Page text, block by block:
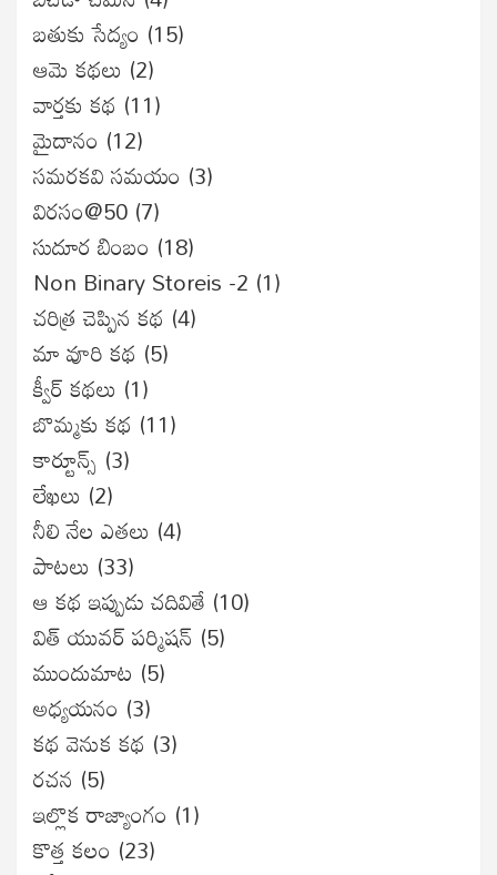
బతుకు సేద్యం (15)
ఆమె కథలు (2)
వార్తకు కథ (11)
మైదానం (12)
సమరకవి సమయం (3)
విరసం@50 (7)
సుదూర బింబం (18)
Non Binary Storeis -2 (1)
చరిత్ర చెప్పిన కథ (4)
మా వూరి కథ (5)
క్వీర్ కథలు (1)
బొమ్మకు కథ (11)
కార్టూన్స్ (3)
లేఖలు (2)
నీలి నేల ఎతలు (4)
పాటలు (33)
ఆ కథ ఇప్పుడు చదివితే (10)
విత్ యువర్ పర్మిషన్ (5)
ముందుమాట (5)
అధ్యయనం (3)
కథ వెనుక కథ (3)
రచన (5)
ఇల్లొక రాజ్యాంగం (1)
కొత్త కలం (23)